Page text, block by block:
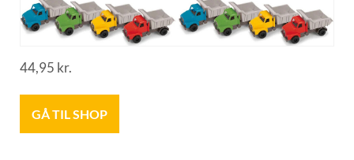
44,95 kr.
GÅ TIL SHOP